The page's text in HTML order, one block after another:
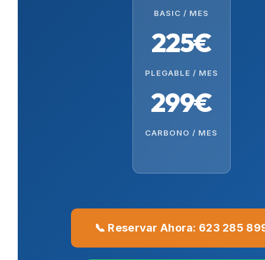
BASIC / MES
225€
PLEGABLE / MES
299€
CARBONO / MES
📞 Reservar Ahora: 623 285